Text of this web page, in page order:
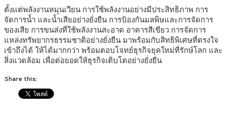
ตั้งแต่พลังงานหมุนเวียน การใช้พลังงานอย่างมีประสิทธิภาพ การ
จัดการน้ำ และน้ำเสียอย่างยั่งยืน การป้องกันมลพิษและการจัดการ
ของเสีย การขนส่งที่ใช้พลังงานสะอาด อาคารสีเขียว การจัดการ
แหล่งทรัพยากรธรรมชาติอย่างยั่งยืน มาพร้อมกับสิทธิพิเศษที่ตรงใจ
เข้าถึงได้ ให้ได้มากกว่า พร้อมตอบโจทย์ธุรกิจยุคใหม่ที่รักษ์โลก และ
สิ่งแวดล้อม เพื่อต่อยอดให้ธุรกิจเติบโตอย่างยั่งยืน
Share this: